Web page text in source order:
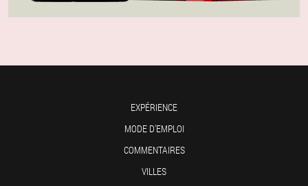
EXPÉRIENCE
MODE D'EMPLOI
COMMENTAIRES
VILLES